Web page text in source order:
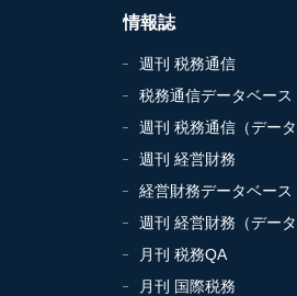
情報誌
週刊 税務通信
税務通信データベース
週刊 税務通信（データ
週刊 経営財務
経営財務データベース
週刊 経営財務（データ
月刊 税務QA
月刊 国際税務